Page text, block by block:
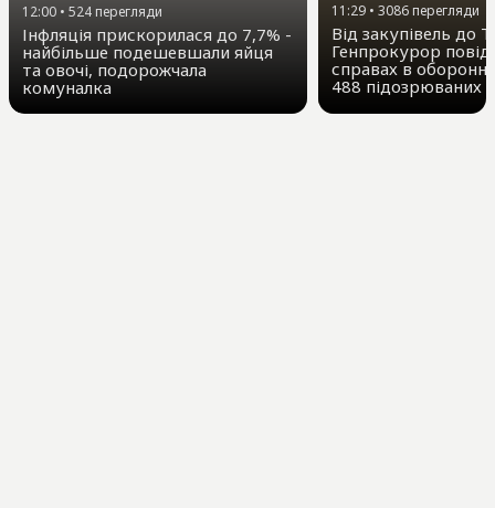
12:00 • 524 перегляди
Інфляція прискорилася до 7,7% -
найбільше подешевшали яйця
та овочі, подорожчала
комуналка
11:29 • 3086перегляди
Від закупівель до
Генпрокурор
справах в
488 підозрюваних